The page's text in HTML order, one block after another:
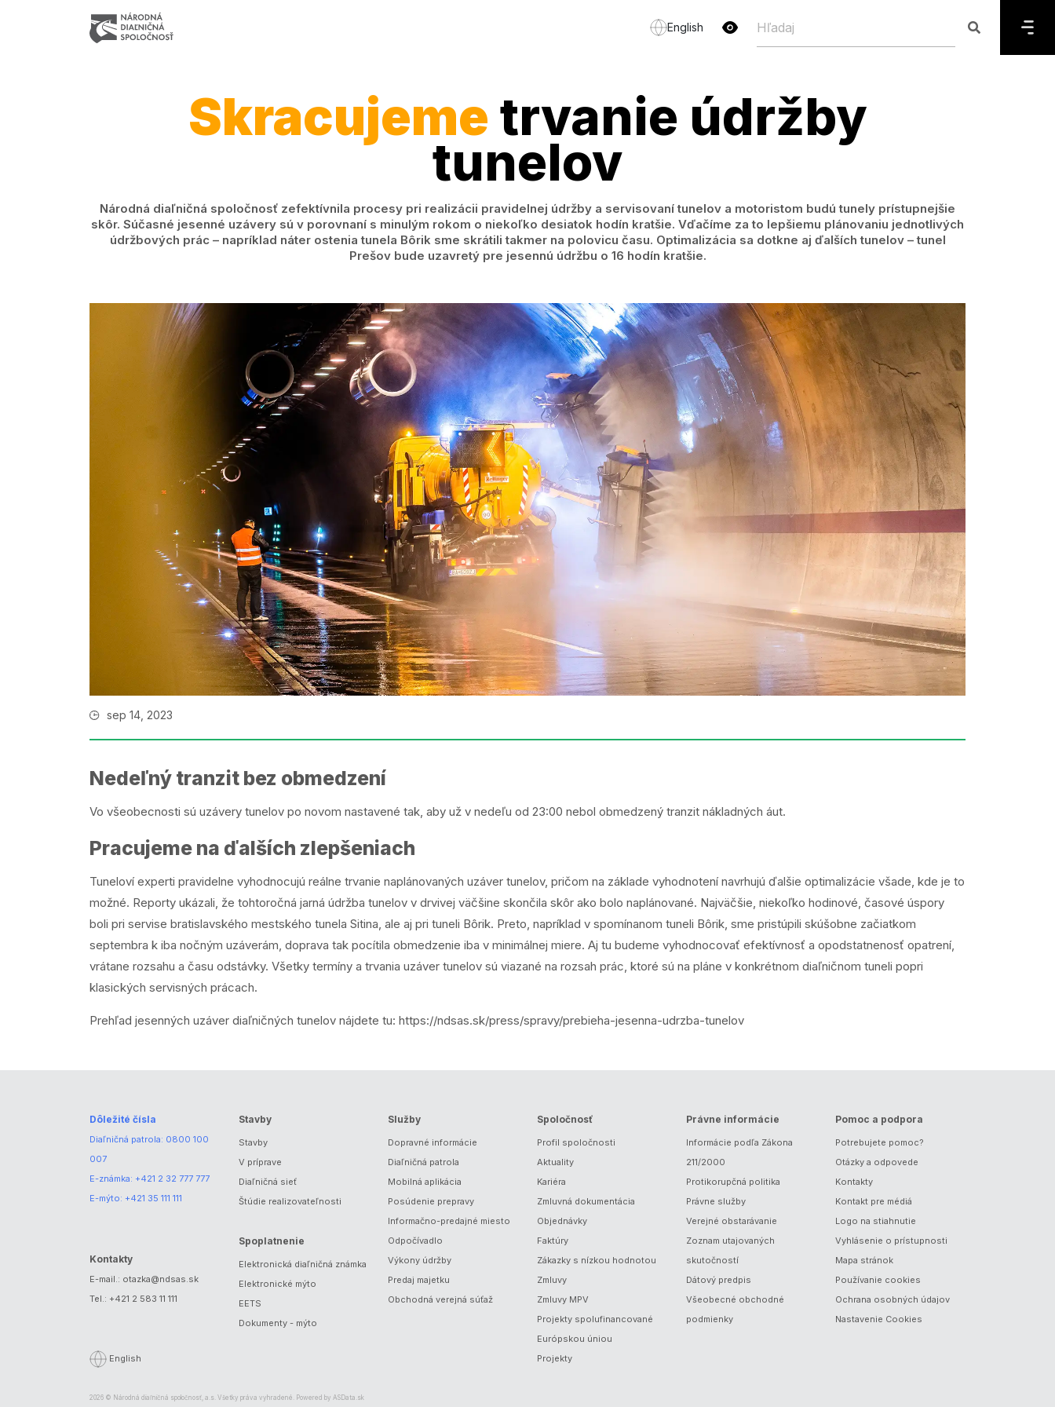
English
Skracujeme trvanie údržby
tunelov
Národná diaľničná spoločnosť zefektívnila procesy pri realizácii pravidelnej údržby a servisovaní tunelov a motoristom budú tunely prístupnejšie
skôr. Súčasné jesenné uzávery sú v porovnaní s minulým rokom o niekoľko desiatok hodín kratšie. Vďačíme za to lepšiemu plánovaniu jednotlivých
údržbových prác – napríklad náter ostenia tunela Bôrik sme skrátili takmer na polovicu času. Optimalizácia sa dotkne aj ďalších tunelov – tunel
Prešov bude uzavretý pre jesennú údržbu o 16 hodín kratšie.
sep 14, 2023
Nedeľný tranzit bez obmedzení
Vo všeobecnosti sú uzávery tunelov po novom nastavené tak, aby už v nedeľu od 23:00 nebol obmedzený tranzit nákladných áut.
Pracujeme na ďalších zlepšeniach
Tuneloví experti pravidelne vyhodnocujú reálne trvanie naplánovaných uzáver tunelov, pričom na základe vyhodnotení navrhujú ďalšie optimalizácie všade, kde je to
možné. Reporty ukázali, že tohtoročná jarná údržba tunelov v drvivej väčšine skončila skôr ako bolo naplánované. Najväčšie, niekoľko hodinové, časové úspory
boli pri servise bratislavského mestského tunela Sitina, ale aj pri tuneli Bôrik. Preto, napríklad v spomínanom tuneli Bôrik, sme pristúpili skúšobne začiatkom
septembra k iba nočným uzáverám, doprava tak pocítila obmedzenie iba v minimálnej miere. Aj tu budeme vyhodnocovať efektívnosť a opodstatnenosť opatrení,
vrátane rozsahu a času odstávky. Všetky termíny a trvania uzáver tunelov sú viazané na rozsah prác, ktoré sú na pláne v konkrétnom diaľničnom tuneli popri
klasických servisných prácach.
Prehľad jesenných uzáver diaľničných tunelov nájdete tu: https://ndsas.sk/press/spravy/prebieha-jesenna-udrzba-tunelov
Dôležité čísla
Diaľničná patrola: 0800 100
007
E-známka: +421 2 32 777 777
E-mýto: +421 35 111 111
Kontakty
E-mail.: otazka@ndsas.sk
Tel.: +421 2 583 11 111
English
Stavby
Stavby
V príprave
Diaľničná sieť
Štúdie realizovateľnosti
Spoplatnenie
Elektronická diaľničná známka
Elektronické mýto
EETS
Dokumenty - mýto
Služby
Dopravné informácie
Diaľničná patrola
Mobilná aplikácia
Posúdenie prepravy
Informačno-predajné miesto
Odpočívadlo
Výkony údržby
Predaj majetku
Obchodná verejná súťaž
Spoločnosť
Profil spoločnosti
Aktuality
Kariéra
Zmluvná dokumentácia
Objednávky
Faktúry
Zákazky s nízkou hodnotou
Zmluvy
Zmluvy MPV
Projekty spolufinancované
Európskou úniou
Projekty
Právne informácie
Informácie podľa Zákona
211/2000
Protikorupčná politika
Právne služby
Verejné obstarávanie
Zoznam utajovaných
skutočností
Dátový predpis
Všeobecné obchodné
podmienky
Pomoc a podpora
Potrebujete pomoc?
Otázky a odpovede
Kontakty
Kontakt pre médiá
Logo na stiahnutie
Vyhlásenie o prístupnosti
Mapa stránok
Používanie cookies
Ochrana osobných údajov
Nastavenie Cookies
2026 © Národná diaľničná spoločnosť, a.s. Všetky práva vyhradené. Powered by ASData.sk